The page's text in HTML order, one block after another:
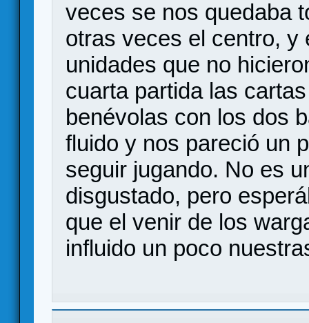
veces se nos quedaba
otras veces el centro, y
unidades que no
cuarta partida las
benévolas con los dos
fluido y nos pareció un
seguir jugando. No es
disgustado, pero
que el venir de los
influido un poco